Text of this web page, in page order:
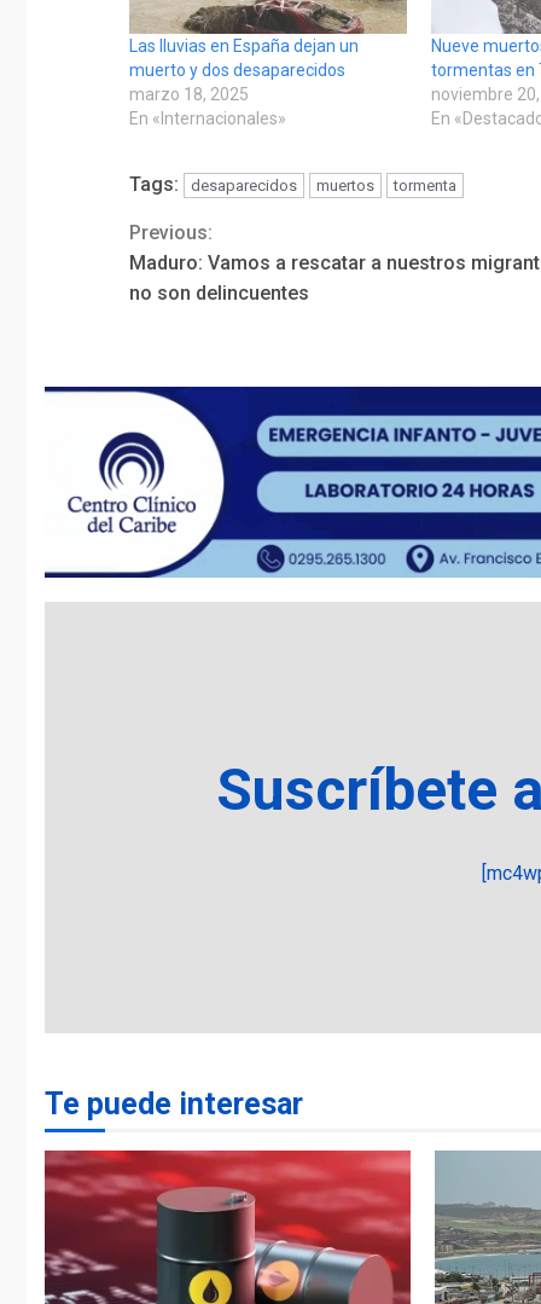
Las lluvias en España dejan un
muerto y dos desaparecidos
marzo 18, 2025
En «Internacionales»
Nueve
tormentas en
noviembre
En
Tags: desaparecidos muertos tormenta
Continue
Reading
Previous:
Maduro: Vamos a rescatar a nuestros
no son delincuentes
Suscríbete
Te puede interesar